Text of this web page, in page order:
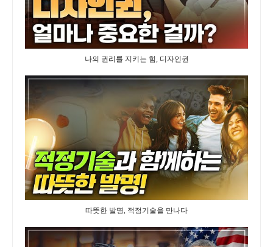
나의 권리를 지키는 힘, 디자인권
따뜻한 발명, 적정기술을 만나다